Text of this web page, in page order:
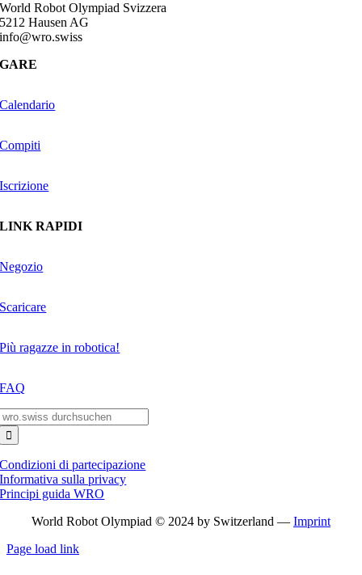
World Robot Olympiad Svizzera
5212 Hausen AG
info@wro.swiss
GARE
Calendario
Compiti
Iscrizione
LINK RAPIDI
Negozio
Scaricare
Più ragazze in robotica!
FAQ
Condizioni di partecipazione
Informativa sulla privacy
Principi guida WRO
World Robot Olympiad © 2024 by Switzerland — Imprint
Page load link